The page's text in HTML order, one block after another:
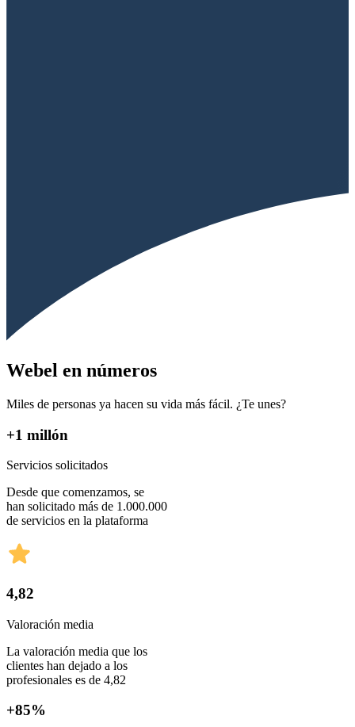
Webel en números
Miles de personas ya hacen su vida más fácil. ¿Te unes?
+1 millón
Servicios solicitados
Desde que comenzamos, se
han solicitado más de 1.000.000
de servicios en la plataforma
4,82
Valoración media
La valoración media que los
clientes han dejado a los
profesionales es de 4,82
+85%